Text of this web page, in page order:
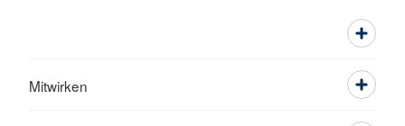
Mitwirken